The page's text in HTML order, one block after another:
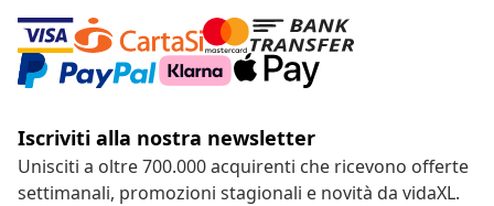
Iscriviti alla nostra newsletter
Unisciti a oltre 700.000 acquirenti che ricevono offerte
settimanali, promozioni stagionali e novità da vidaXL.